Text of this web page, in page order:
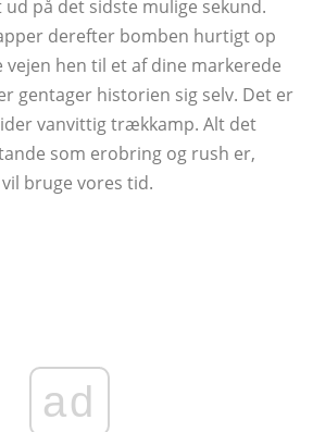
på det sidste mulige sekund.
derefter bomben hurtigt op
hen til et af dine markerede
gentager historien sig selv. Det er
vanvittig trækkamp. Alt det
som erobring og rush er,
bruge vores tid.
ad